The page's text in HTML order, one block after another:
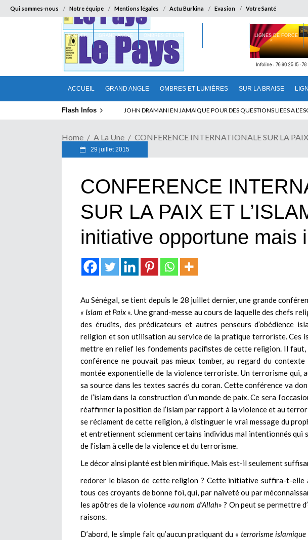
Qui sommes-nous Notre équipe Mentions légales Actu Burkina Evasion Votre Santé
ACCUEIL GRAND ANGLE OMBRES ET LUMIÈRES SUR LA BRAISE
ACCUEIL GRAND ANGLE OMBRES ET LUMIÈRES LIGNES DE FORCE
Flash Infos ELECTION DE TALON A LA TETE DU SENAT BENINOIS : Quand
Home A La Une CONFERENCE INTERNATIONALE SUR LA
29 juillet 2015
CONFERENCE
SUR LA PAIX ET
initiative opportune mais
Au Sénégal, se tient depuis le 28 juillet dernier, une grande
« Islam et Paix ». Une grand-messe au cours de laquelle des chefs
des érudits, des prédicateurs et autres penseurs d’obédience
religion et son utilisation au service de la pratique terroriste. Ces
mettre en relief les fondements pacifistes de cette religion. Il faut,
conférence ne pouvait pas mieux tomber, au regard du
montée exponentielle de la violence terroriste. Un terrorisme qui,
sa source dans les textes sacrés du coran. Cette conférence va
de l’islam dans la construction d’un monde de paix. Ce sera
réaffirmer la position de l’islam par rapport à la violence et au
se réclament de cette religion, à distinguer le vrai message du
et entretiennent sciemment certains individus mal intentionnés qui
de l’islam à celle de la violence et du terrorisme.
Le décor ainsi planté est bien mirifique. Mais est-il seulement
redorer le blason de cette religion ? Cette initiative suffira-t-elle
tous ces croyants de bonne foi, qui, par naïveté ou par
les apôtres de la violence «au nom d’Allah» ? On peut se permettre
raisons.
D’abord, le simple fait qu’aucun pratiquant du « terrorisme islamique